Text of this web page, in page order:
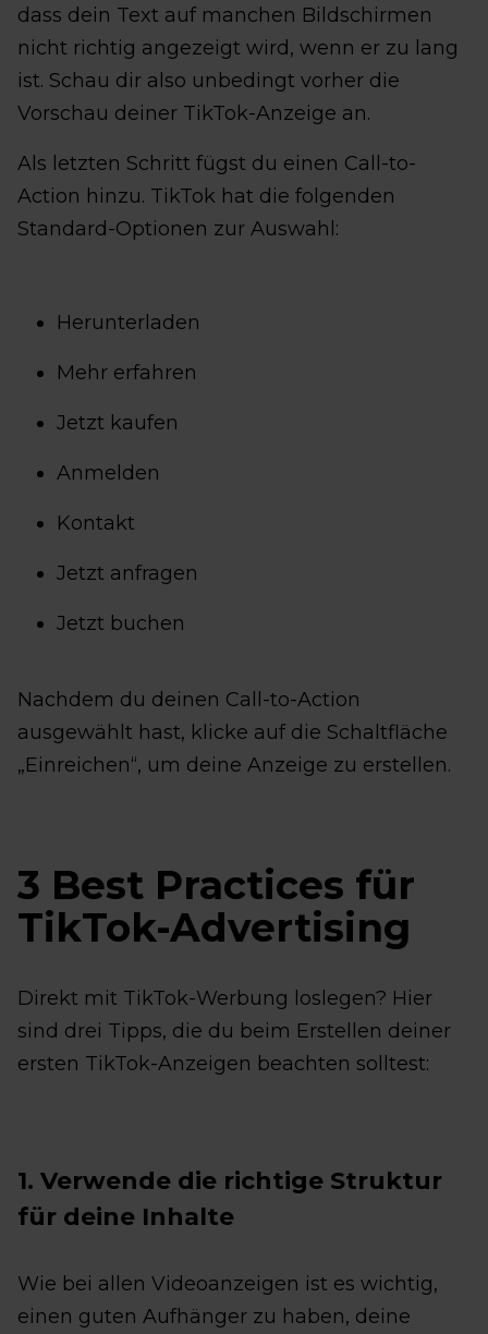
dass dein Text auf manchen Bildschirmen
nicht richtig angezeigt wird, wenn er zu lang
ist. Schau dir also unbedingt vorher die
Vorschau deiner TikTok-Anzeige an.
Als letzten Schritt fügst du einen Call-to-
Action hinzu. TikTok hat die folgenden
Standard-Optionen zur Auswahl:
Herunterladen
Mehr erfahren
Jetzt kaufen
Anmelden
Kontakt
Jetzt anfragen
Jetzt buchen
Nachdem du deinen Call-to-Action
ausgewählt hast, klicke auf die Schaltfläche
„Einreichen“, um deine Anzeige zu erstellen.
3 Best Practices für
TikTok-Advertising
Direkt mit TikTok-Werbung loslegen? Hier
sind drei Tipps, die du beim Erstellen deiner
ersten TikTok-Anzeigen beachten solltest:
1. Verwende die richtige Struktur
für deine Inhalte
Wie bei allen Videoanzeigen ist es wichtig,
einen guten Aufhänger zu haben, deine